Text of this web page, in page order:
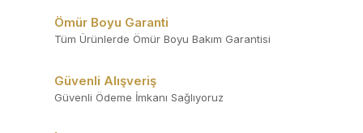
Ömür Boyu Garanti
Tüm Ürünlerde Ömür Boyu Bakım Garantisi
Güvenli Alışveriş
Güvenli Ödeme İmkanı Sağlıyoruz